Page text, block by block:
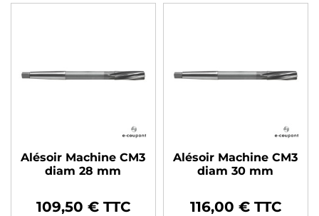
Alésoir Machine CM3
diam 28 mm
109,50 € TTC
Alésoir Machine CM3
diam 30 mm
116,00 € TTC